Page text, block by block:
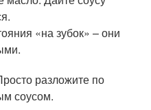
«на зубок» – они
разложите по
соусом.